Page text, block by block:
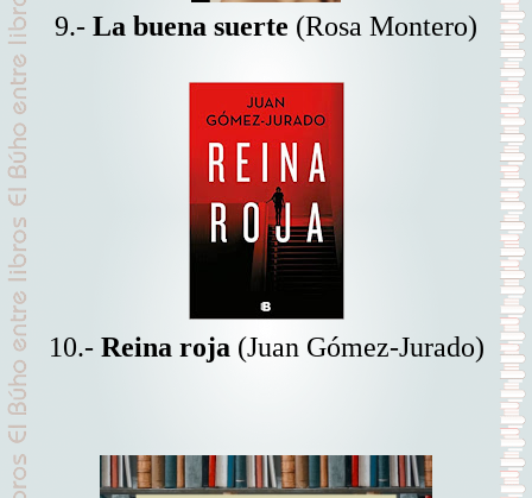
9.- La buena suerte (Rosa Montero)
10.- Reina roja (Juan Gómez-Jurado)